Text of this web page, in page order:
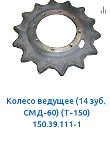
Колесо ведущее (14 зуб.,
СМД-60) (Т-150)
150.39.111-1